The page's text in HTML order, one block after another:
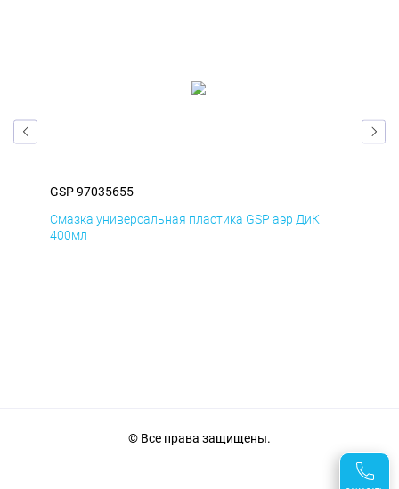
GSP 97035655
Смазка универсальная пластика GSP аэр ДиК
400мл
© Все права защищены.